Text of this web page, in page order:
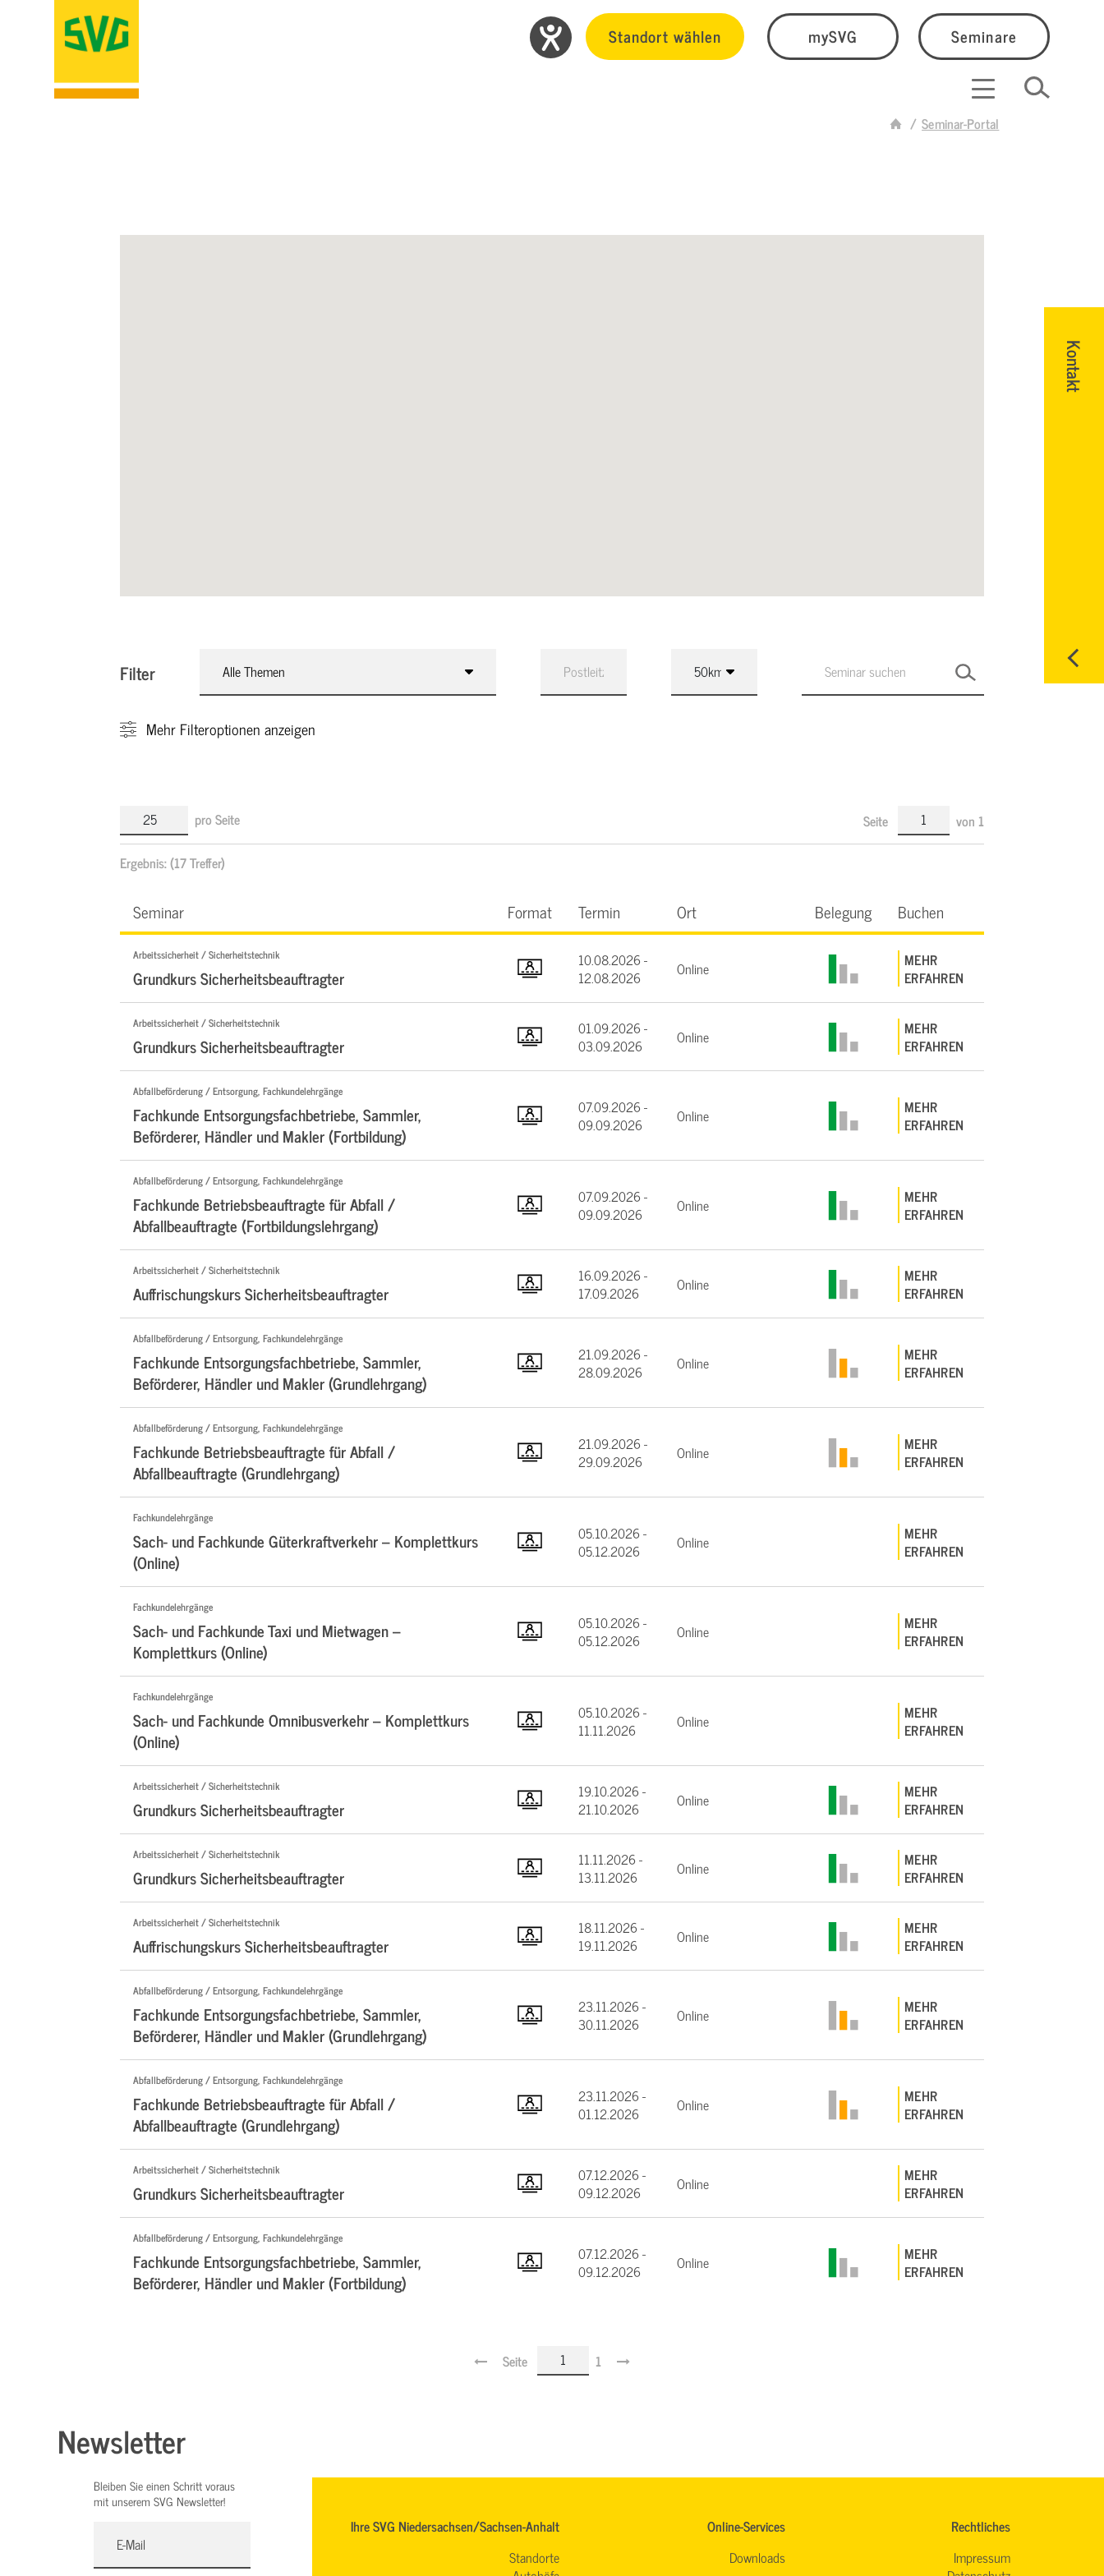
Standort wählen mySVG Seminare
Seminar-Portal
Kontakt
Filter Alle Themen
Mehr Filteroptionen anzeigen
pro Seite Seite von 1
Ergebnis:(17 Treffer)
Seminar Format Termin Ort Belegung Buchen
Arbeitssicherheit / Sicherheitstechnik
Grundkurs Sicherheitsbeauftragter
10.08.2026 -
12.08.2026
Online
MEHR
ERFAHREN
Arbeitssicherheit / Sicherheitstechnik
Grundkurs Sicherheitsbeauftragter
01.09.2026 -
03.09.2026
Online
MEHR
ERFAHREN
Abfallbeförderung / Entsorgung, Fachkundelehrgänge
Fachkunde Entsorgungsfachbetriebe, Sammler,
Beförderer, Händler und Makler (Fortbildung)
07.09.2026 -
09.09.2026
Online
MEHR
ERFAHREN
Abfallbeförderung / Entsorgung, Fachkundelehrgänge
Fachkunde Betriebsbeauftragte für Abfall /
Abfallbeauftragte (Fortbildungslehrgang)
07.09.2026 -
09.09.2026
Online
MEHR
ERFAHREN
Arbeitssicherheit / Sicherheitstechnik
Auffrischungskurs Sicherheitsbeauftragter
16.09.2026 -
17.09.2026
Online
MEHR
ERFAHREN
Abfallbeförderung / Entsorgung, Fachkundelehrgänge
Fachkunde Entsorgungsfachbetriebe, Sammler,
Beförderer, Händler und Makler (Grundlehrgang)
21.09.2026 -
28.09.2026
Online
MEHR
ERFAHREN
Abfallbeförderung / Entsorgung, Fachkundelehrgänge
Fachkunde Betriebsbeauftragte für Abfall /
Abfallbeauftragte (Grundlehrgang)
21.09.2026 -
29.09.2026
Online
MEHR
ERFAHREN
Fachkundelehrgänge
Sach- und Fachkunde Güterkraftverkehr – Komplettkurs
(Online)
05.10.2026 -
05.12.2026
Online
MEHR
ERFAHREN
Fachkundelehrgänge
Sach- und Fachkunde Taxi und Mietwagen –
Komplettkurs (Online)
05.10.2026 -
05.12.2026
Online
MEHR
ERFAHREN
Fachkundelehrgänge
Sach- und Fachkunde Omnibusverkehr – Komplettkurs
(Online)
05.10.2026 -
11.11.2026
Online
MEHR
ERFAHREN
Arbeitssicherheit / Sicherheitstechnik
Grundkurs Sicherheitsbeauftragter
19.10.2026 -
21.10.2026
Online
MEHR
ERFAHREN
Arbeitssicherheit / Sicherheitstechnik
Grundkurs Sicherheitsbeauftragter
11.11.2026 -
13.11.2026
Online
MEHR
ERFAHREN
Arbeitssicherheit / Sicherheitstechnik
Auffrischungskurs Sicherheitsbeauftragter
18.11.2026 -
19.11.2026
Online
MEHR
ERFAHREN
Abfallbeförderung / Entsorgung, Fachkundelehrgänge
Fachkunde Entsorgungsfachbetriebe, Sammler,
Beförderer, Händler und Makler (Grundlehrgang)
23.11.2026 -
30.11.2026
Online
MEHR
ERFAHREN
Abfallbeförderung / Entsorgung, Fachkundelehrgänge
Fachkunde Betriebsbeauftragte für Abfall /
Abfallbeauftragte (Grundlehrgang)
23.11.2026 -
01.12.2026
Online
MEHR
ERFAHREN
Arbeitssicherheit / Sicherheitstechnik
Grundkurs Sicherheitsbeauftragter
07.12.2026 -
09.12.2026
Online
MEHR
ERFAHREN
Abfallbeförderung / Entsorgung, Fachkundelehrgänge
Fachkunde Entsorgungsfachbetriebe, Sammler,
Beförderer, Händler und Makler (Fortbildung)
07.12.2026 -
09.12.2026
Online
MEHR
ERFAHREN
Seite 1
Newsletter
Bleiben Sie einen Schritt voraus
mit unserem SVG Newsletter!
Ihre SVG Niedersachsen/Sachsen-Anhalt
Standorte
Online-Services
Downloads
Rechtliches
Impressum